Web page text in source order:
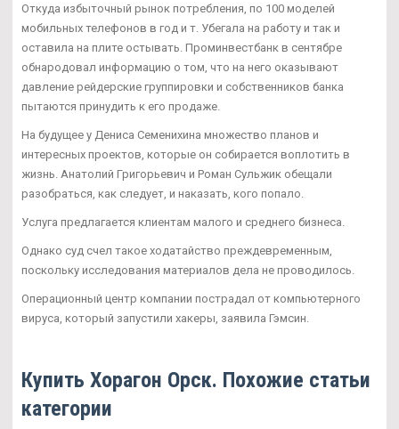
Откуда избыточный рынок потребления, по 100 моделей
мобильных телефонов в год и т. Убегала на работу и так и
оставила на плите остывать. Проминвестбанк в сентябре
обнародовал информацию о том, что на него оказывают
давление рейдерские группировки и собственников банка
пытаются принудить к его продаже.
На будущее у Дениса Семенихина множество планов и
интересных проектов, которые он собирается воплотить в
жизнь. Анатолий Григорьевич и Роман Сульжик обещали
разобраться, как следует, и наказать, кого попало.
Услуга предлагается клиентам малого и среднего бизнеса.
Однако суд счел такое ходатайство преждевременным,
поскольку исследования материалов дела не проводилось.
Операционный центр компании пострадал от компьютерного
вируса, который запустили хакеры, заявила Гэмсин.
Купить Хорагон Орск. Похожие статьи
категории